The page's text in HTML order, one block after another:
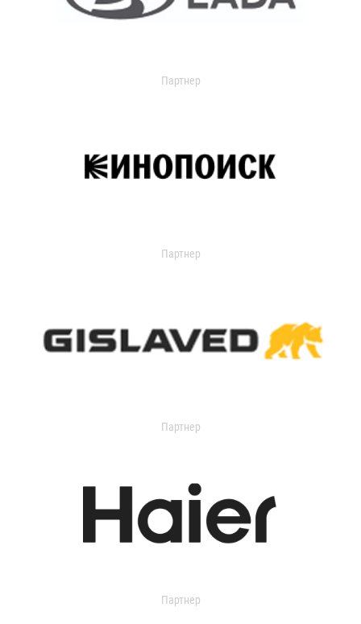
Партнер
Партнер
Партнер
Партнер